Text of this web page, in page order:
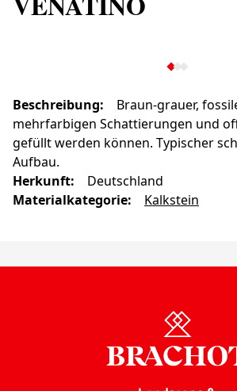
Beschreibung:
Braun-grauer,
mehrfarbigen Schattierungen und
gefüllt werden können. Typischer
Aufbau.
Herkunft:
Deutschland
Materialkategorie: Kalkstein